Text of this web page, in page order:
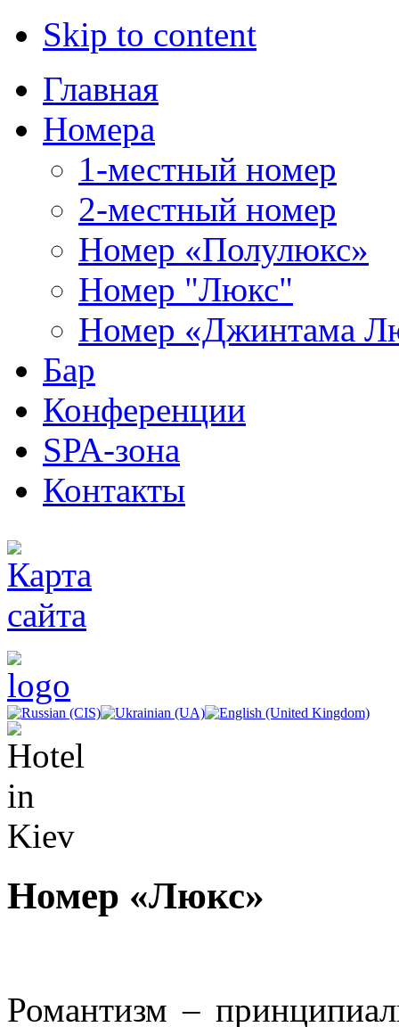
Skip to content
Главная
Номера
1-местный номер
2-местный номер
Номер «Полулюкс»
Номер "Люкс"
Номер «Джинтама
Бар
Конференции
SPA-зона
Контакты
Номер «Люкс»
Романтизм –